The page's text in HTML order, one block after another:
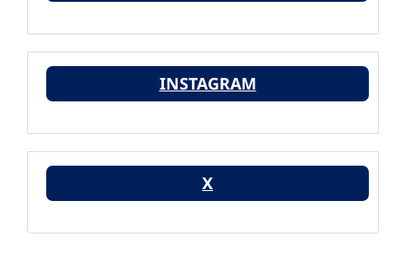
INSTAGRAM
X